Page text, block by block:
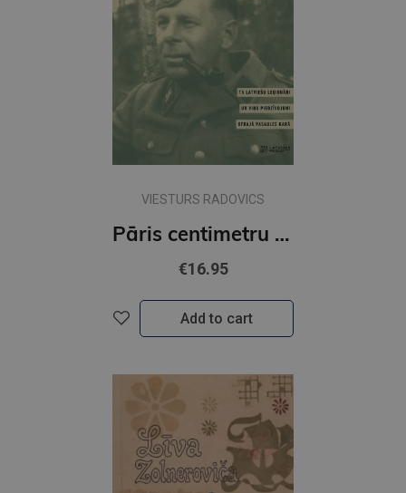
VIESTURS RADOVICS
Pāris centimetru dzīves
€16.95
Add to cart